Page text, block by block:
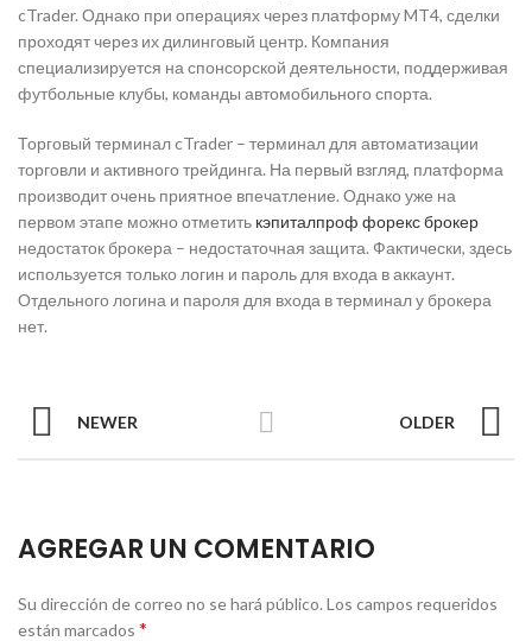
cTrader. Однако при операциях через платформу MT4, сделки
проходят через их дилинговый центр. Компания
специализируется на спонсорской деятельности, поддерживая
футбольные клубы, команды автомобильного спорта.
Торговый терминал cTrader – терминал для автоматизации
торговли и активного трейдинга. На первый взгляд, платформа
производит очень приятное впечатление. Однако уже на
первом этапе можно отметить кэпиталпроф форекс брокер
недостаток брокера – недостаточная защита. Фактически, здесь
используется только логин и пароль для входа в аккаунт.
Отдельного логина и пароля для входа в терминал у брокера
нет.
NEWER OLDER
AGREGAR UN COMENTARIO
Su dirección de correo no se hará público. Los campos requeridos
están marcados *